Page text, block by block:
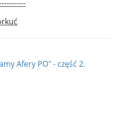
Afery PO" - część 2.